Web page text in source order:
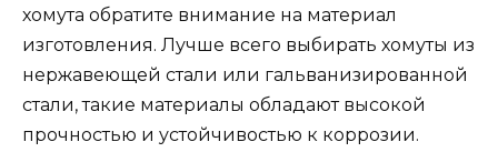
хомута обратите внимание на материал
изготовления. Лучше всего выбирать хомуты из
нержавеющей стали или гальванизированной
стали, такие материалы обладают высокой
прочностью и устойчивостью к коррозии.